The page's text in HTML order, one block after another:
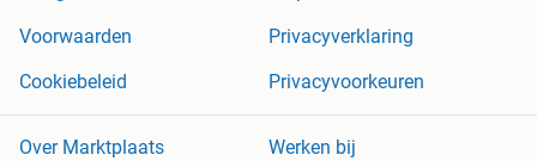
Voorwaarden
Privacyverklaring
Cookiebeleid
Privacyvoorkeuren
Over Marktplaats Werken bij